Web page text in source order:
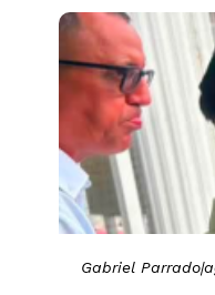
Gabriel Parrado|